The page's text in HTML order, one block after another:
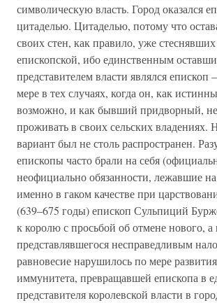
символическую власть. Город оказался
цитаделью. Цитаделью, потому что
своих стен, как правило, уже стеснявших
епископской, ибо единственным
представителем власти являлся
мере в тех случаях, когда он, как
возможно, и как бывший придворный,
проживать в своих сельских владениях.
вариант был не столь распространен.
епископы часто брали на себя
неофициально обязанности, лежавшие
именно в гаком качестве при
(639–675 годы) епископ Сульпиций
к королю с просьбой об отмене нового,
представлявшегося несправедливым
равновесие нарушилось по мере
иммунитета, превращавшей епископа в
представителя королевской власти в